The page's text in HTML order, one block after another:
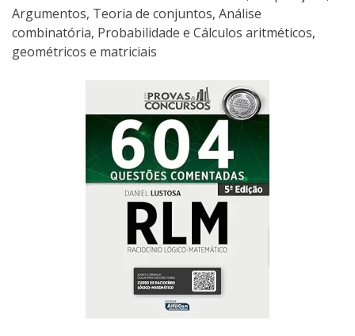
Argumentos, Teoria de conjuntos, Análise
combinatória, Probabilidade e Cálculos aritméticos,
geométricos e matriciais